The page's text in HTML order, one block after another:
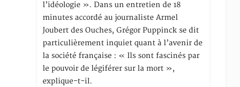
l’idéologie ». Dans un entretien de 18
minutes accordé au journaliste Armel
Joubert des Ouches, Grégor Puppinck se dit
particulièrement inquiet quant à l’avenir de
la société française : « Ils sont fascinés par
le pouvoir de légiférer sur la mort »,
explique-t-il.